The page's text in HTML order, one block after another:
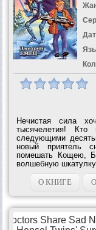
Нечистая сила
тысячелетия!
следующими
новый приятель
помешать Кощею,
волшебную
О КНИГЕ